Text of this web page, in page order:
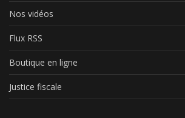
Nos vidéos
Flux RSS
Boutique en ligne
Justice fiscale